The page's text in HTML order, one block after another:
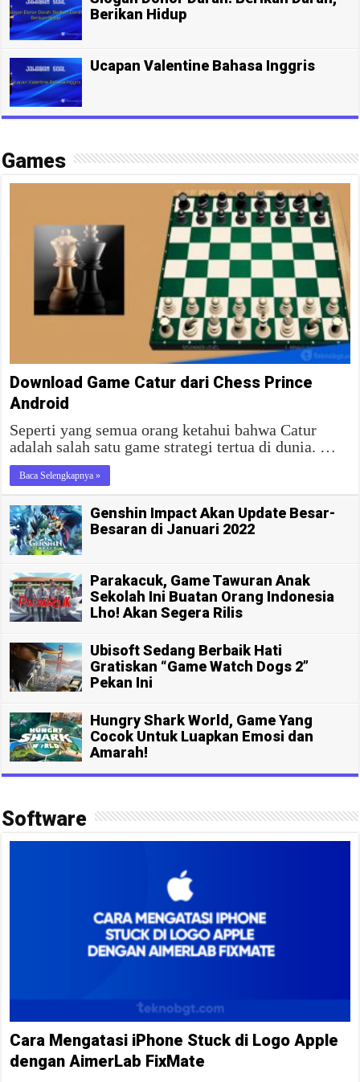
Berikan Hidup
Ucapan Valentine Bahasa Inggris
Games
Download Game Catur dari Chess Prince
Android
Seperti yang semua orang ketahui bahwa Catur
adalah salah satu game strategi tertua di dunia. …
Baca Selengkapnya »
Genshin Impact Akan Update Besar-
Besaran di Januari 2022
Parakacuk, Game Tawuran Anak
Sekolah Ini Buatan Orang Indonesia
Lho! Akan Segera Rilis
Ubisoft Sedang Berbaik Hati
Gratiskan “Game Watch Dogs 2”
Pekan Ini
Hungry Shark World, Game Yang
Cocok Untuk Luapkan Emosi dan
Amarah!
Software
Cara Mengatasi iPhone Stuck di Logo Apple
dengan AimerLab FixMate